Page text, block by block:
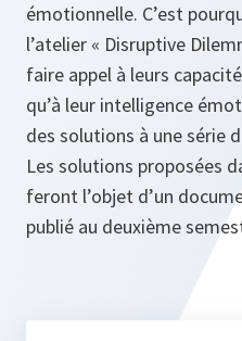
émotionnelle. C’est
l’atelier « Disruptive
faire appel à leurs
qu’à leur intelligence
des solutions à une série
Les solutions proposées
feront l’objet d’un
publié au deuxième